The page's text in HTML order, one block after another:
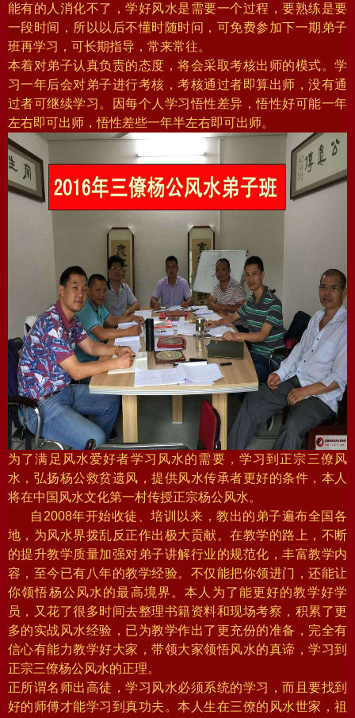
能有的人消化不了，学好风水是需要一个过程，要熟练是要
一段时间，所以以后不懂时随时问，可免费参加下一期弟子
班再学习，可长期指导，常来常往。
本着对弟子认真负责的态度，将会采取考核出师的模式。学
习一年后会对弟子进行考核，考核通过者即算出师，没有通
过者可继续学习。因每个人学习悟性差异，悟性好可能一年
左右即可出师，悟性差些一年半左右即可出师。
为了满足风水爱好者学习风水的需要，学习到正宗三僚风
水，弘扬杨公救贫遗风，提供风水传承者更好的条件，本人
将在中国风水文化第一村传授正宗杨公风水。
自2008年开始收徒、培训以来，教出的弟子遍布全国各
地，为风水界拨乱反正作出极大贡献。在教学的路上，不断
的提升教学质量加强对弟子讲解行业的规范化，丰富教学内
容，至今已有八年的教学经验。不仅能把你领进门，还能让
你领悟杨公风水的最高境界。本人为了能更好的教学好学
员，又花了很多时间去整理书籍资料和现场考察，积累了更
多的实战风水经验，已为教学作出了更充份的准备，完全有
信心有能力教学好大家，带领大家领悟风水的真谛，学习到
正宗三僚杨公风水的正理。
正所谓名师出高徒，学习风水必须系统的学习，而且要找到
好的师傅才能学习到真功夫。本人生在三僚的风水世家，祖